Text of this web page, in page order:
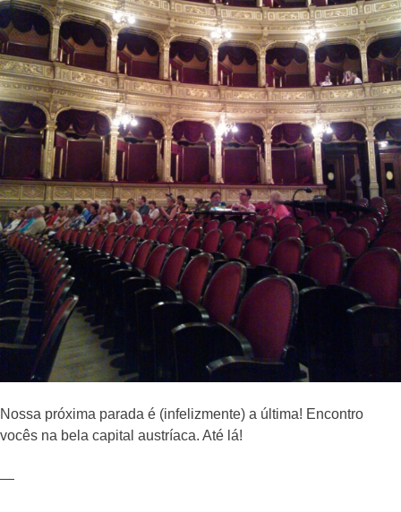
Nossa próxima parada é (infelizmente) a última! Encontro
vocês na bela capital austríaca. Até lá!
—